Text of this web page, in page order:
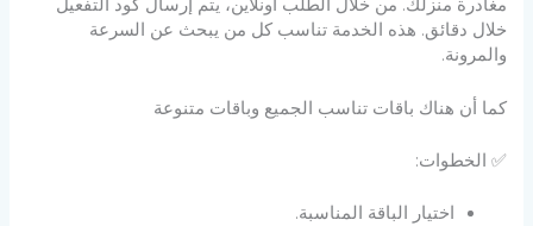
مغادرة منزلك. من خلال الطلب أونلاين، يتم إرسال كود التفعيل
خلال دقائق. هذه الخدمة تناسب كل من يبحث عن السرعة
والمرونة.
كما أن هناك باقات تناسب الجميع وباقات متنوعة
✅ الخطوات:
اختيار الباقة المناسبة.